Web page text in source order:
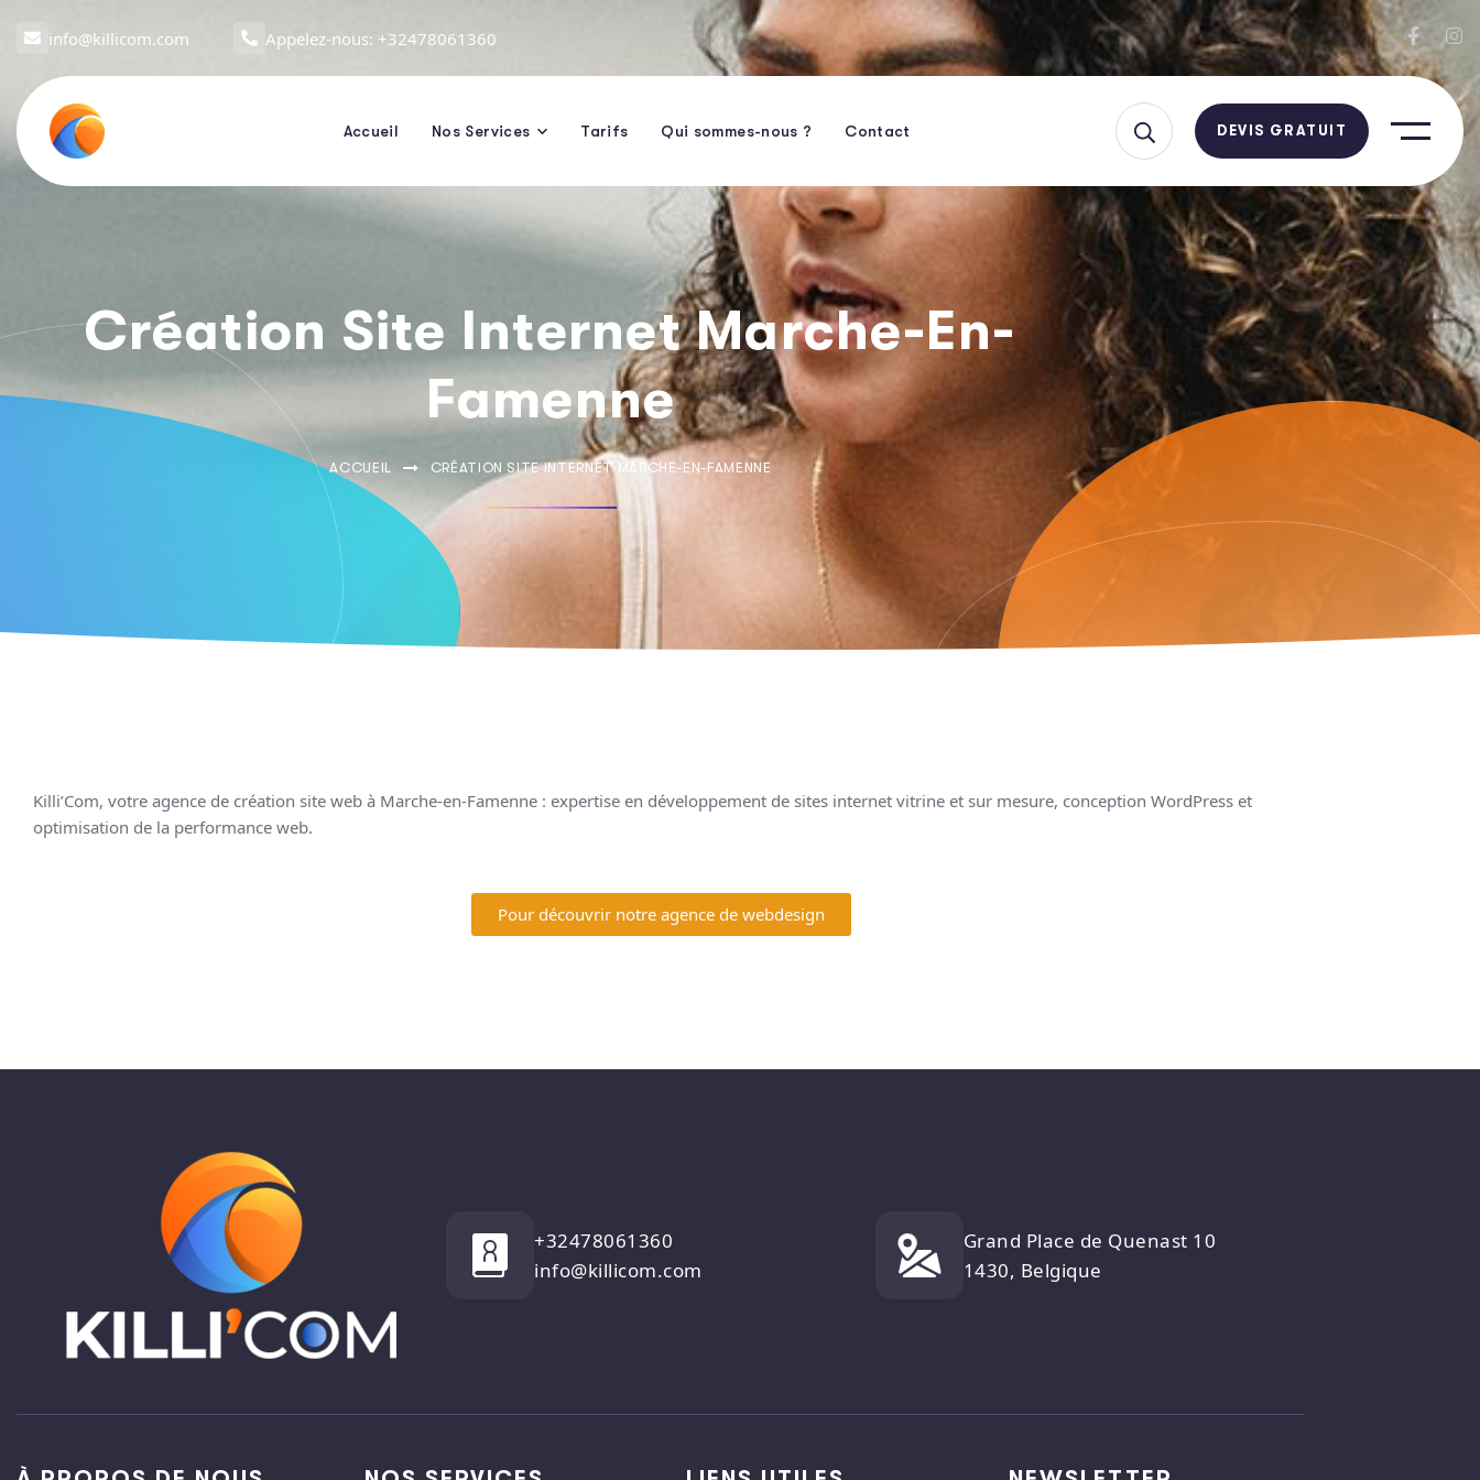
info@killicom.com Appelez-nous: +32478061360
Accueil Nos Services Tarifs Qui sommes-nous ? Contact DEVIS GRATUIT
Création Site Internet Marche-En-
Famenne
ACCUEIL CRÉATION SITE INTERNET MARCHE-EN-FAMENNE
Killi’Com, votre agence de création site web à Marche-en-Famenne : expertise en développement de sites internet vitrine et sur mesure, conception WordPress et
optimisation de la performance web.
Pour découvrir notre agence de webdesign
+32478061360
info@killicom.com
Grand Place de Quenast 10
1430, Belgique